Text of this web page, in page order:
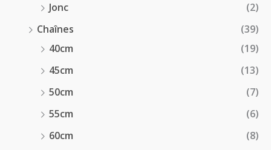
Jonc
(2)
Chaînes
(39)
40cm
(19)
45cm
(13)
50cm
(7)
55cm
(6)
60cm
(8)